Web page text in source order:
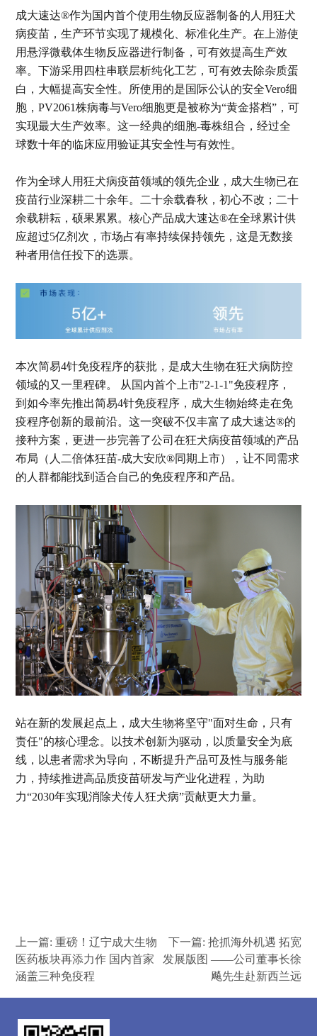
成大速达®作为国内首个使用生物反应器制备的人用狂犬
病疫苗，生产环节实现了规模化、标准化生产。在上游使
用悬浮微载体生物反应器进行制备，可有效提高生产效
率。下游采用四柱串联层析纯化工艺，可有效去除杂质蛋
白，大幅提高安全性。所使用的是国际公认的安全Vero细
胞，PV2061株病毒与Vero细胞更是被称为“黄金搭档”，可
实现最大生产效率。这一经典的细胞-毒株组合，经过全
球数十年的临床应用验证其安全性与有效性。
作为全球人用狂犬病疫苗领域的领先企业，成大生物已在
疫苗行业深耕二十余年。二十余载春秋，初心不改；二十
余载耕耘，硕果累累。核心产品成大速达®在全球累计供
应超过5亿剂次，市场占有率持续保持领先，这是无数接
种者用信任投下的选票。
本次简易4针免疫程序的获批，是成大生物在狂犬病防控
领域的又一里程碑。 从国内首个上市"2-1-1"免疫程序，
到如今率先推出简易4针免疫程序，成大生物始终走在免
疫程序创新的最前沿。这一突破不仅丰富了成大速达®的
接种方案，更进一步完善了公司在狂犬病疫苗领域的产品
布局（人二倍体狂苗-成大安欣®同期上市），让不同需求
的人群都能找到适合自己的免疫程序和产品。
站在新的发展起点上，成大生物将坚守"面对生命，只有
责任"的核心理念。以技术创新为驱动，以质量安全为底
线，以患者需求为导向，不断提升产品可及性与服务能
力，持续推进高品质疫苗研发与产业化进程，为助
力“2030年实现消除犬传人狂犬病”贡献更大力量。
上一篇:重磅！辽宁成大生物
医药板块再添力作 国内首家
涵盖三种免疫程
下一篇: 抢抓海外机遇 拓宽
发展版图 ——公司董事长徐
飚先生赴新西兰远